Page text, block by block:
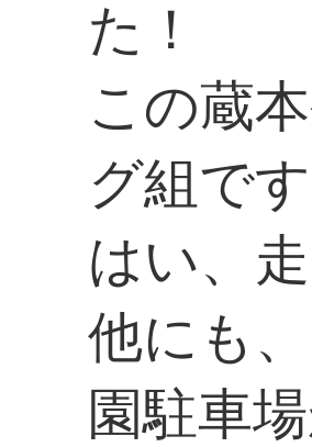
た！
この蔵
グ組です
はい、
他にも
園駐車